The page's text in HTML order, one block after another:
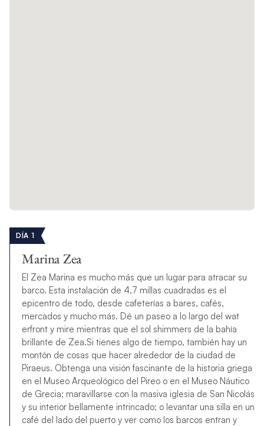
DÍA 1
Marina Zea
El Zea Marina es mucho más que un lugar para atracar su
barco. Esta instalación de 4,7 millas cuadradas es el
epicentro de todo, desde cafeterías a bares, cafés,
mercados y mucho más. Dé un paseo a lo largo del wat
erfront y mire mientras que el sol shimmers de la bahía
brillante de Zea.Si tienes algo de tiempo, también hay un
montón de cosas que hacer alrededor de la ciudad de
Piraeus. Obtenga una visión fascinante de la historia griega
en el Museo Arqueológico del Pireo o en el Museo Náutico
de Grecia; maravillarse con la masiva iglesia de San Nicolás
y su interior bellamente intrincado; o levantar una silla en un
café del lado del puerto y ver como los barcos entran y